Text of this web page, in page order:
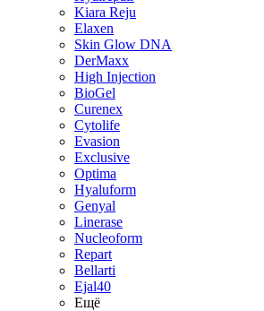
Kiara Reju
Elaxen
Skin Glow DNA
DerMaxx
High Injection
BioGel
Curenex
Cytolife
Evasion
Exclusive
Optima
Hyaluform
Genyal
Linerase
Nucleoform
Repart
Bellarti
Ejal40
Ещё